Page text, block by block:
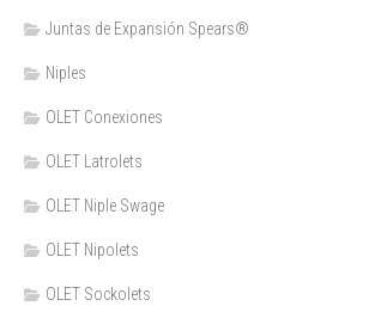
Juntas de Expansión Spears®
Niples
OLET Conexiones
OLET Latrolets
OLET Niple Swage
OLET Nipolets
OLET Sockolets